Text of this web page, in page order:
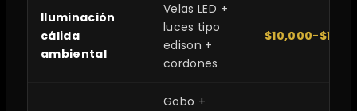
Iluminación
cálida
ambiental
Velas LED +
luces tipo
edison +
cordones
$10,000-
Gobo +